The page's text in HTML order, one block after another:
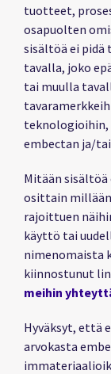
tuotteet,
osapuolten
sisältöä ei
tavalla, joko
tai muulla
teknologioihin,
embectan ja/
Mitään
osittain
rajoittuen
käyttö tai
nimenomaista
kiinnostunut
meihin
Hyväksyt, että
arvokasta